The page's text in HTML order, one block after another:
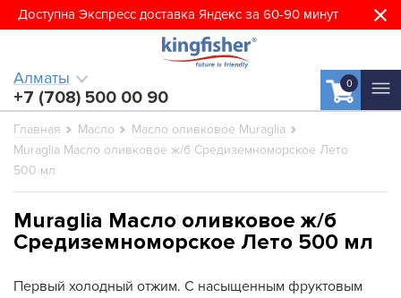
Доступна Экспресс доставка Яндекс за 60-90 минут
0
Алматы
+7 (708) 500 00 90
Главная Масло
Масло оливковое Muraglia
Muraglia Масло оливковое ж/б Средиземноморское Лето
500 мл
Muraglia Масло оливковое ж/б
Средиземноморское Лето 500 мл
Первый холодный отжим. С насыщенным фруктовым